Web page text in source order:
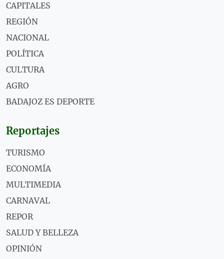
CAPITALES
REGIÓN
NACIONAL
POLÍTICA
CULTURA
AGRO
BADAJOZ ES DEPORTE
Reportajes
TURISMO
ECONOMÍA
MULTIMEDIA
CARNAVAL
REPOR
SALUD Y BELLEZA
OPINIÓN